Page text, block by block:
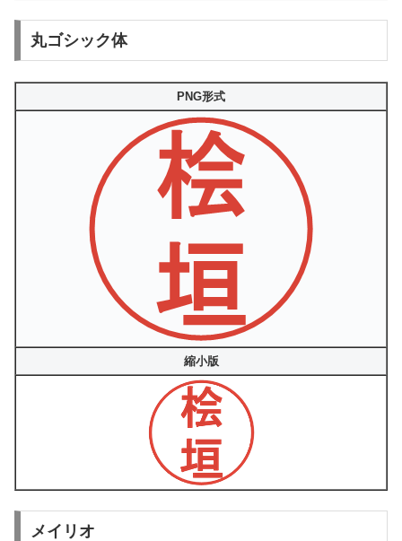
丸ゴシック体
PNG形式
縮小版
メイリオ